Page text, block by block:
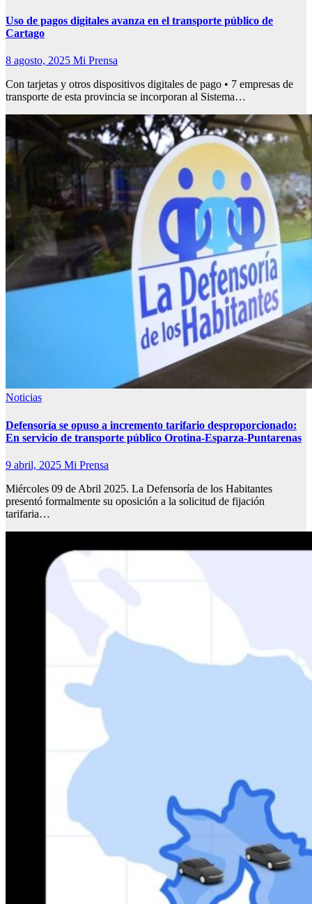
Uso de pagos digitales avanza en el transporte público de
Cartago
8 agosto, 2025 Mi Prensa
Con tarjetas y otros dispositivos digitales de pago • 7 empresas de
transporte de esta provincia se incorporan al Sistema…
Noticias
Defensoría se opuso a incremento tarifario desproporcionado:
En servicio de transporte público Orotina-Esparza-Puntarenas
9 abril, 2025 Mi Prensa
Miércoles 09 de Abril 2025. La Defensoría de los Habitantes
presentó formalmente su oposición a la solicitud de fijación
tarifaria…